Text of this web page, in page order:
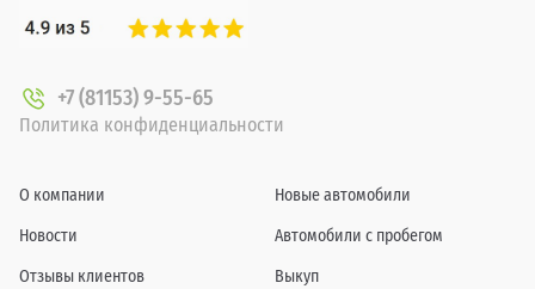
+7 (81153) 9-55-65
Политика конфиденциальности
О компании
Новости
Отзывы клиентов
Новые автомобили
Автомобили с пробегом
Выкуп